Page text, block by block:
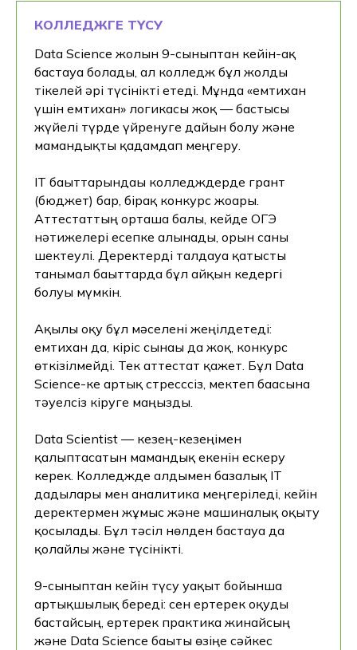
КОЛЛЕДЖГЕ ТҮСУ
Data Science жолын 9-сыныптан кейін-ақ
бастауға болады, ал колледж бұл жолды
тікелей әрі түсінікті етеді. Мұнда «емтихан
үшін емтихан» логикасы жоқ — бастысы
жүйелі түрде үйренуге дайын болу және
мамандықты қадамдап меңгеру.
IT бағыттарындағы колледждерде грант
(бюджет) бар, бірақ конкурс жоғары.
Аттестаттың орташа балы, кейде ОГЭ
нәтижелері есепке алынады, орын саны
шектеулі. Деректерді талдауға қатысты
танымал бағыттарда бұл айқын кедергі
болуы мүмкін.
Ақылы оқу бұл мәселені жеңілдетеді:
емтихан да, кіріс сынағы да жоқ, конкурс
өткізілмейді. Тек аттестат қажет. Бұл Data
Science-ке артық стресссіз, мектеп бағасына
тәуелсіз кіруге маңызды.
Data Scientist — кезең-кезеңімен
қалыптасатын мамандық екенін ескеру
керек. Колледжде алдымен базалық IT
дағдылары мен аналитика меңгеріледі, кейін
деректермен жұмыс және машиналық оқыту
қосылады. Бұл тәсіл нөлден бастауға да
қолайлы және түсінікті.
9-сыныптан кейін түсу уақыт бойынша
артықшылық береді: сен ертерек оқуды
бастайсың, ертерек практика жинайсың
және Data Science бағыты өзіңе сәйкес
Бұл мамандық сізге
сәйкес келетінін іс
жүзінде түсінгіңіз келе
ме?
Хекслет курстарына тегін қол
жеткізіңіз — және бұл сіздікі екеніне
көз жеткізіңіз!
+7
Тегін курстар алғым келеді
түймені басу арқылы сіз дербес деректерді
өңдеуге келісім бересіз және дербес
деректерді өңдеу саясатымен келісесіз.